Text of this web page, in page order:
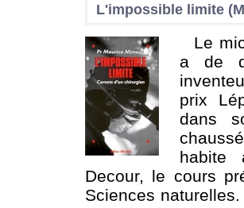
L'impossible limite
Le
a de
prix
dans
habite
Decour, le cours
Sciences